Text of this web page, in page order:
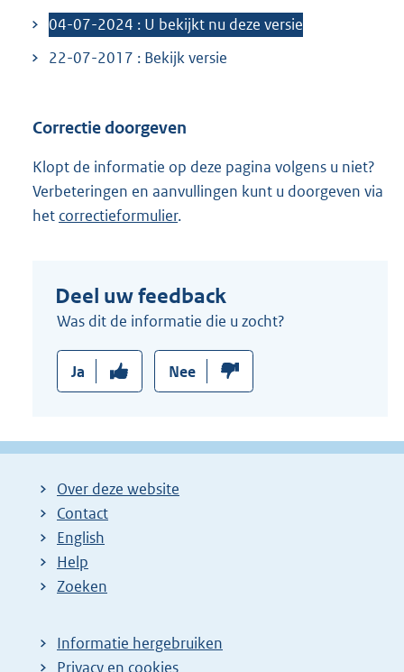
n
k
04-07-2024 : U bekijkt nu deze versie
22-07-2017 : Bekijk versie
Correctie doorgeven
Klopt de informatie op deze pagina volgens u niet?
Verbeteringen en aanvullingen kunt u doorgeven via
het correctieformulier.
Deel uw feedback
Was dit de informatie die u zocht?
Ja Nee
Over deze website
Contact
English
Help
Zoeken
Informatie hergebruiken
Privacy en cookies